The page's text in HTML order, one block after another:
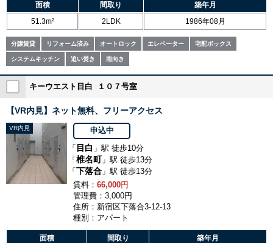
面積 間取り
築年月
51.3m²
2LDK 1986年08月
分譲賃貸 リフォーム済み オートロック エレベーター 宅配ボックス
システムキッチン 追い焚き 南向き
キーウエスト目白 １０７号室
【VR内見】ネット無料、フリーアクセス
VR内見
申込中
「 目白 」駅 徒歩10分
「 椎名町 」駅 徒歩13分
「 下落合 」駅 徒歩13分
賃料： 66,000円
管理費：3,000円
住所：新宿区下落合3-12-13
種別：アパート
面積 間取り
築年月